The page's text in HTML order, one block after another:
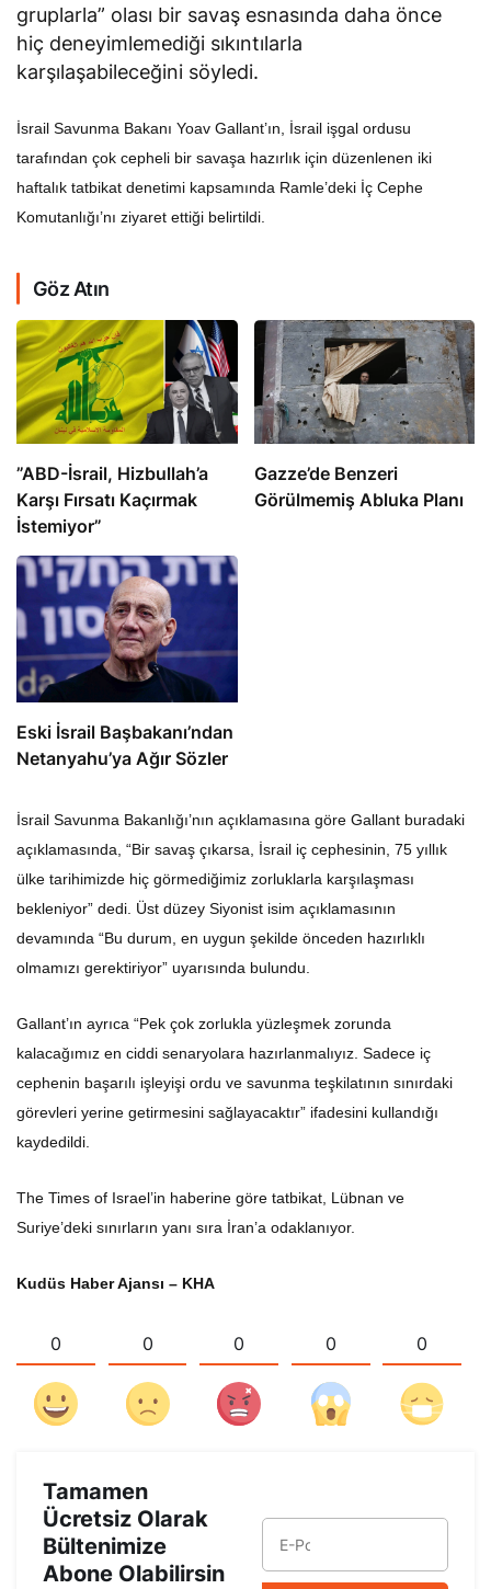
gruplarla” olası bir savaş esnasında daha önce
hiç deneyimlemediği sıkıntılarla
karşılaşabileceğini söyledi.
İsrail Savunma Bakanı Yoav Gallant’ın, İsrail işgal ordusu
tarafından çok cepheli bir savaşa hazırlık için düzenlenen iki
haftalık tatbikat denetimi kapsamında Ramle’deki İç Cephe
Komutanlığı’nı ziyaret ettiği belirtildi.
Göz Atın
​​​​​​​”ABD-İsrail, Hizbullah’a
Karşı Fırsatı Kaçırmak
İstemiyor”
​​​​​​​Gazze’de Benzeri
Görülmemiş Abluka Planı
Eski İsrail Başbakanı’ndan
Netanyahu’ya Ağır Sözler
İsrail Savunma Bakanlığı’nın açıklamasına göre Gallant buradaki
açıklamasında, “Bir savaş çıkarsa, İsrail iç cephesinin, 75 yıllık
ülke tarihimizde hiç görmediğimiz zorluklarla karşılaşması
bekleniyor” dedi. Üst düzey Siyonist isim açıklamasının
devamında “Bu durum, en uygun şekilde önceden hazırlıklı
olmamızı gerektiriyor” uyarısında bulundu.
Gallant’ın ayrıca “Pek çok zorlukla yüzleşmek zorunda
kalacağımız en ciddi senaryolara hazırlanmalıyız. Sadece iç
cephenin başarılı işleyişi ordu ve savunma teşkilatının sınırdaki
görevleri yerine getirmesini sağlayacaktır” ifadesini kullandığı
kaydedildi.
The Times of Israel’in haberine göre tatbikat, Lübnan ve
Suriye’deki sınırların yanı sıra İran’a odaklanıyor.
Kudüs Haber Ajansı – KHA
0 0 0 0 0
Tamamen
Ücretsiz Olarak
Bültenimize
Abone Olabilirsin